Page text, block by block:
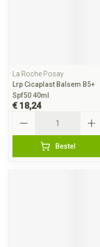
La Roche Posay
Lrp Cicaplast Balsem B5+
Spf50 40ml
€ 18,24
Bestel